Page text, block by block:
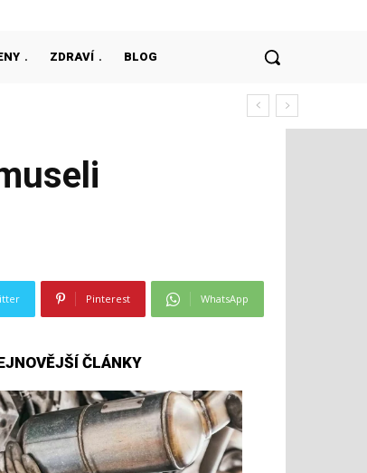
ZDRAVÍ BLOG
Pinterest WhatsApp
ČLÁNKY